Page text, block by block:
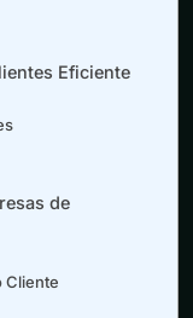
Eficiente
de
Cliente